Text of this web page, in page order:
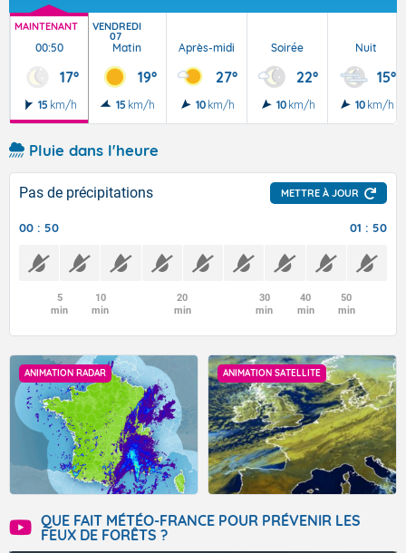
MAINTENANT
00:50
17°
15 km/h
VENDREDI
07
Matin
19°
15 km/h
Après-midi
27°
10 km/h
Soirée
22°
10 km/h
Nuit
15°
10 km/h
Pluie dans l'heure
Pas de précipitations METTRE À JOUR
00 : 50 01 : 50
5
min
10
min
20
min
30
min
40
min
50
min
ANIMATION RADAR ANIMATION SATELLITE
QUE FAIT MÉTÉO-FRANCE POUR PRÉVENIR LES
FEUX DE FORÊTS ?